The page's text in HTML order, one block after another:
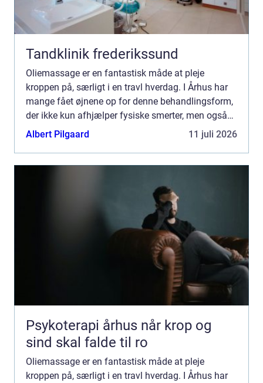
Tandklinik frederikssund
Oliemassage er en fantastisk måde at pleje
kroppen på, særligt i en travl hverdag. I Århus har
mange fået øjnene op for denne behandlingsform,
der ikke kun afhjælper fysiske smerter, men også
giver men...
Albert Pilgaard 11 juli 2026
Psykoterapi århus når krop og
sind skal falde til ro
Oliemassage er en fantastisk måde at pleje
kroppen på, særligt i en travl hverdag. I Århus har